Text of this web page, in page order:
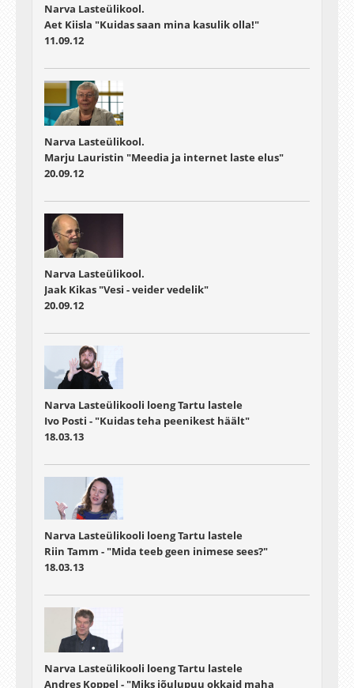
Narva Lasteülikool.
Aet Kiisla "Kuidas saan mina kasulik olla!"
11.09.12
Narva Lasteülikool.
Marju Lauristin "Meedia ja internet laste elus"
20.09.12
Narva Lasteülikool.
Jaak Kikas "Vesi - veider vedelik"
20.09.12
Narva Lasteülikooli loeng Tartu lastele
Ivo Posti - "Kuidas teha peenikest häält"
18.03.13
Narva Lasteülikooli loeng Tartu lastele
Riin Tamm - "Mida teeb geen inimese sees?"
18.03.13
Narva Lasteülikooli loeng Tartu lastele
Andres Koppel - "Miks jõulupuu okkaid maha